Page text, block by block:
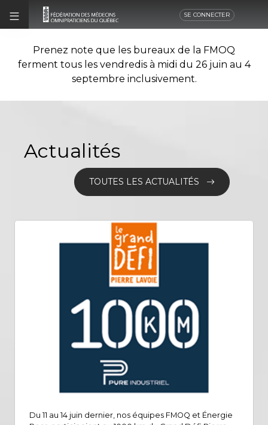
SE CONNECTER
Prenez note que les bureaux de la FMOQ
ferment tous les vendredis à midi du 26 juin au 4
septembre inclusivement.
Actualités
TOUTES LES ACTUALITÉS
Du 11 au 14 juin dernier, nos équipes FMOQ et Énergie